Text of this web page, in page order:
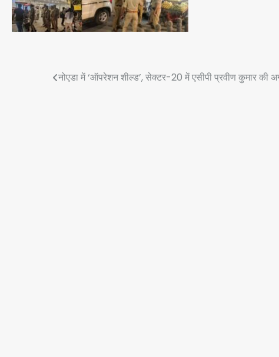
नोएडा में ‘ऑपरेशन शील्ड’, सेक्टर-20 में एसीपी प्रवीण कुमार की